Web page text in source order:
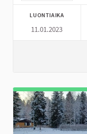
LUONTIAIKA
11.01.2023